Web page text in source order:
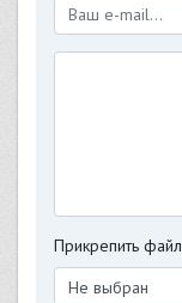
Прикрепить файл
Не выбран